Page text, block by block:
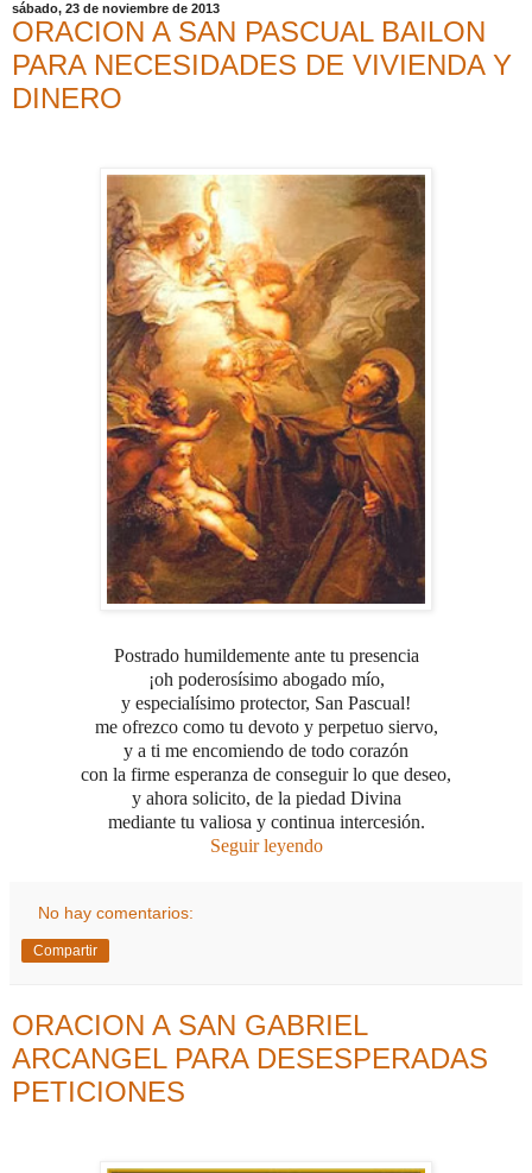
sábado, 23 de noviembre de 2013
ORACION A SAN PASCUAL BAILON
PARA NECESIDADES DE VIVIENDA Y
DINERO
Postrado humildemente ante tu presencia
¡oh poderosísimo abogado mío,
y especialísimo protector, San Pascual!
me ofrezco como tu devoto y perpetuo siervo,
y a ti me encomiendo de todo corazón
con la firme esperanza de conseguirlo que deseo,
y ahora solicito, de la piedad Divina
mediante tu valiosa y continua intercesión.
Seguir leyendo
No hay comentarios:
Compartir
ORACION A SAN GABRIEL
ARCANGEL PARA DESESPERADAS
PETICIONES